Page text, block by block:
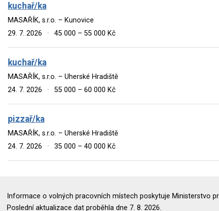
kuchař/ka
MASAŘÍK, s.r.o. – Kunovice
29. 7. 2026
· 45 000 – 55 000 Kč
kuchař/ka
MASAŘÍK, s.r.o. – Uherské Hradiště
24. 7. 2026
· 55 000 – 60 000 Kč
pizzař/ka
MASAŘÍK, s.r.o. – Uherské Hradiště
24. 7. 2026
· 35 000 – 40 000 Kč
Informace o volných pracovních místech poskytuje Ministerstvo
Poslední aktualizace dat proběhla dne 7. 8. 2026.